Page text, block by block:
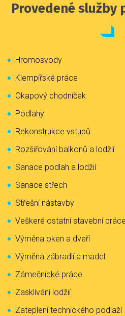
Provedené
Hromosvody
Klempířské práce
Okapový chodníček
Podlahy
Rekonstrukce vstupů
Rozšiřování balkonů a lodžií
Sanace podlah a lodžií
Sanace střech
Střešní nástavby
Veškeré ostatní stavební práce
Výměna oken a dveří
Výměna zábradlí a madel
Zámečnické práce
Zasklívání lodžií
Zateplení technického podlaží